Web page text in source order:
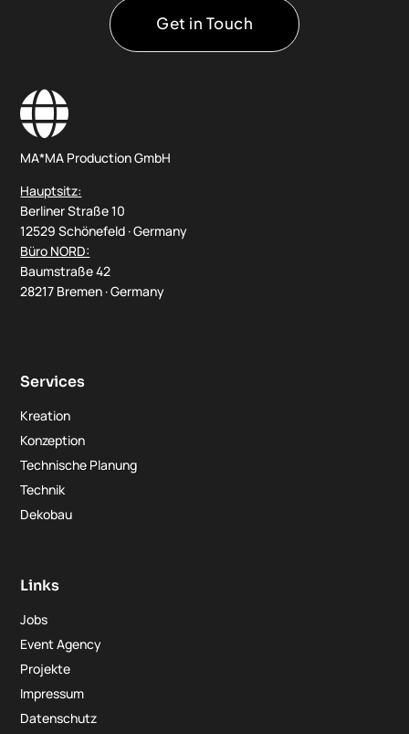
Get in Touch

MA*MA Production GmbH
Hauptsitz:
Berliner Straße 10
12529 Schönefeld · Germany
Büro NORD:
Baumstraße 42
28217 Bremen · Germany
Services
Kreation
Konzeption
Technische Planung
Technik
Dekobau
Links
Jobs
Event Agency
Projekte
Impressum
Datenschutz